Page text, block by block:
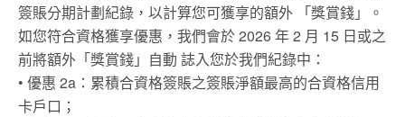
簽賬分期計劃紀錄，以計算您可獲享的額外 「獎賞錢」。
如您符合資格獲享優惠，我們會於 2026 年 2 ⽉ 15 ⽇或之
前將額外「獎賞錢」⾃動 誌入您於我們紀錄中：
• 優惠 2a：累積合資格簽賬之簽賬淨額最⾼的合資格信⽤
卡⼾⼝；